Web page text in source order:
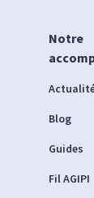
Notre
Blog
Guides
Fil AGIPI